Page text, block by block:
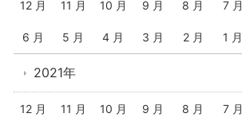
12 月 11 月 10 月 9 月 8 月 7 月
6 月 5 月 4 月 3 月 2 月 1 月
2021年
12 月 11 月 10 月 9 月 8 月 7 月